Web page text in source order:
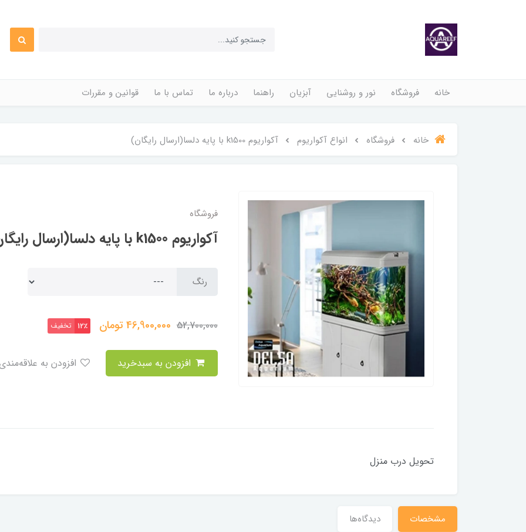
خانه فروشگاه نور و روشنایی آبزیان راهنما درباره ما تماس با ما قوانین و مقررات
خانه فروشگاه انواع آکواریوم آکواریوم k1500 با پایه دلسا(ارسال رایگان)
فروشگاه
آکواریوم k1500 با پایه دلسا(ارسال رایگان)
رنگ
52,700,000
46,900,000تومان 12٪ تخفیف
تحویل درب منزل
مشخصات دیدگاه‌ها